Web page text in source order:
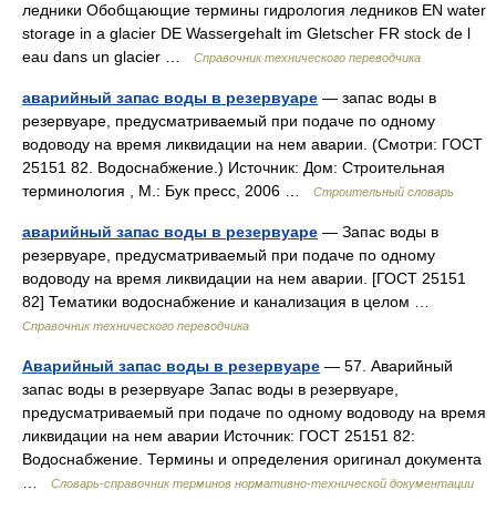
ледники Обобщающие термины гидрология ледников EN water
storage in a glacier DE Wassergehalt im Gletscher FR stock de l
eau dans un glacier …
Справочник технического переводчика
аварийный запас воды в резервуаре — запас воды в
резервуаре, предусматриваемый при подаче по одному
водоводу на время ликвидации на нем аварии. (Смотри: ГОСТ
25151 82. Водоснабжение.) Источник: Дом: Строительная
терминология , М.: Бук пресс, 2006 …
Строительный словарь
аварийный запас воды в резервуаре — Запас воды в
резервуаре, предусматриваемый при подаче по одному
водоводу на время ликвидации на нем аварии. [ГОСТ 25151
82] Тематики водоснабжение и канализация в целом …
Справочник технического переводчика
Аварийный запас воды в резервуаре — 57. Аварийный
запас воды в резервуаре Запас воды в резервуаре,
предусматриваемый при подаче по одному водоводу на время
ликвидации на нем аварии Источник: ГОСТ 25151 82:
Водоснабжение. Термины и определения оригинал документа
Словарь-справочник терминов нормативно-технической документации